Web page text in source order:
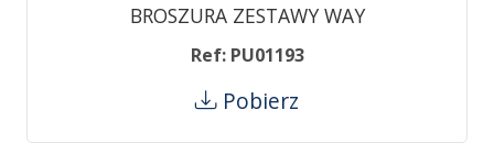
BROSZURA ZESTAWY WAY
Ref: PU01193
Pobierz